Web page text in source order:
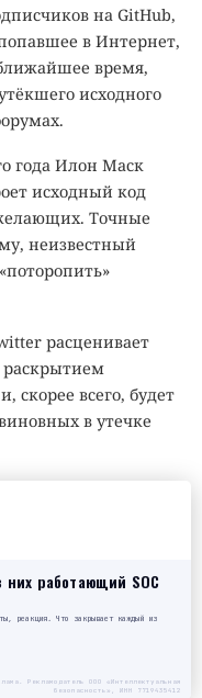
на GitHub,
в Интернет,
время,
исходного
года Илон Маск
исходный код
Точные
неизвестный
расценивает
раскрытием
скорее всего, будет
в утечке
работающий SOC
реакция. Что закрывает каждый из
Рекламодатель ООО «Интеллектуальная
безопасность», ИНН 7719435412